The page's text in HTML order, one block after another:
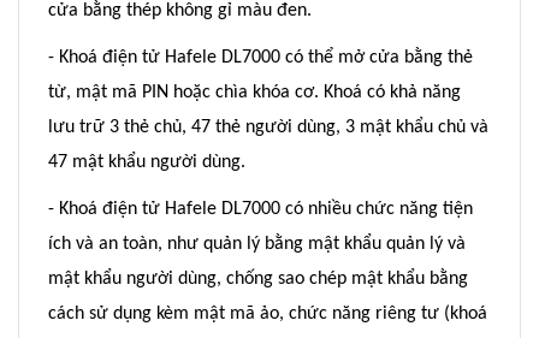
cửa bằng thép không gỉ màu đen.
- Khoá điện tử Hafele DL7000 có thể mở cửa bằng thẻ
từ, mật mã PIN hoặc chìa khóa cơ. Khoá có khả năng
lưu trữ 3 thẻ chủ, 47 thẻ người dùng, 3 mật khẩu chủ và
47 mật khẩu người dùng.
- Khoá điện tử Hafele DL7000 có nhiều chức năng tiện
ích và an toàn, như quản lý bằng mật khẩu quản lý và
mật khẩu người dùng, chống sao chép mật khẩu bằng
cách sử dụng kèm mật mã ảo, chức năng riêng tư (khoá